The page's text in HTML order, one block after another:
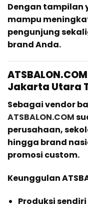
Dengan tampilan
mampu
pengunjung
brand Anda.
Jakarta Utara
Sebagai vendor
ATSBALON.COM
perusahaan,
hingga brand
promosi custom.
Keunggulan
Produksi